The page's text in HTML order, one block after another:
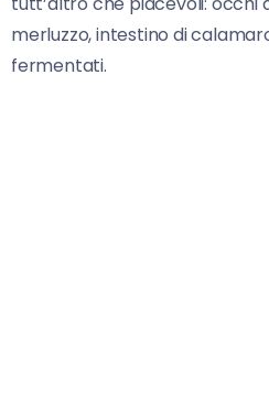
merluzzo, intestino di
fermentati.